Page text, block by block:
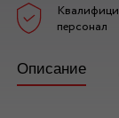
персонал
Описание